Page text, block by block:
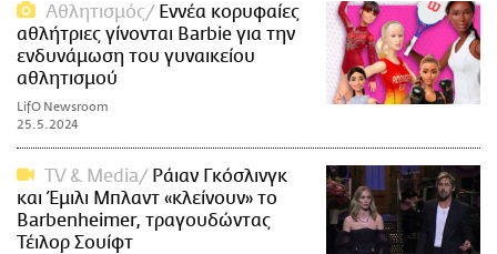
Αθλητισμός
Εννέα κορυφαίες
αθλήτριες γίνονται Barbie για την
ενδυνάμωση του γυναικείου
αθλητισμού
LifO Newsroom
25.5.2024
TV & Media
Ράιαν Γκόσλινγκ
και Έμιλι Μπλαντ «κλείνουν» το
Barbenheimer, τραγουδώντας
Τέιλορ Σουίφτ